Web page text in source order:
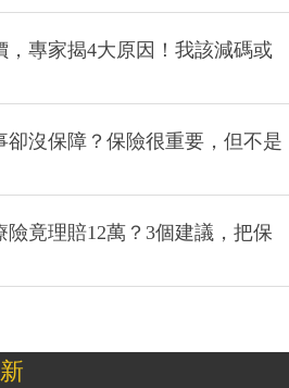
，專家揭4大原因！我該減碼或
卻沒保障？保險很重要，但不是
竟理賠12萬？3個建議，把保